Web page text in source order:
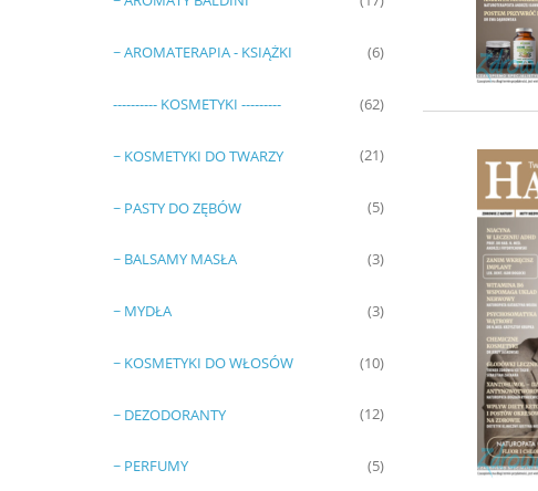
~ AROMATERAPIA - KSIĄŻKI (6)
---------- KOSMETYKI --------- (62)
~ KOSMETYKI DO TWARZY (21)
~ PASTY DO ZĘBÓW (5)
~ BALSAMY MASŁA (3)
~ MYDŁA (3)
~ KOSMETYKI DO WŁOSÓW (10)
~ DEZODORANTY (12)
~ PERFUMY (5)